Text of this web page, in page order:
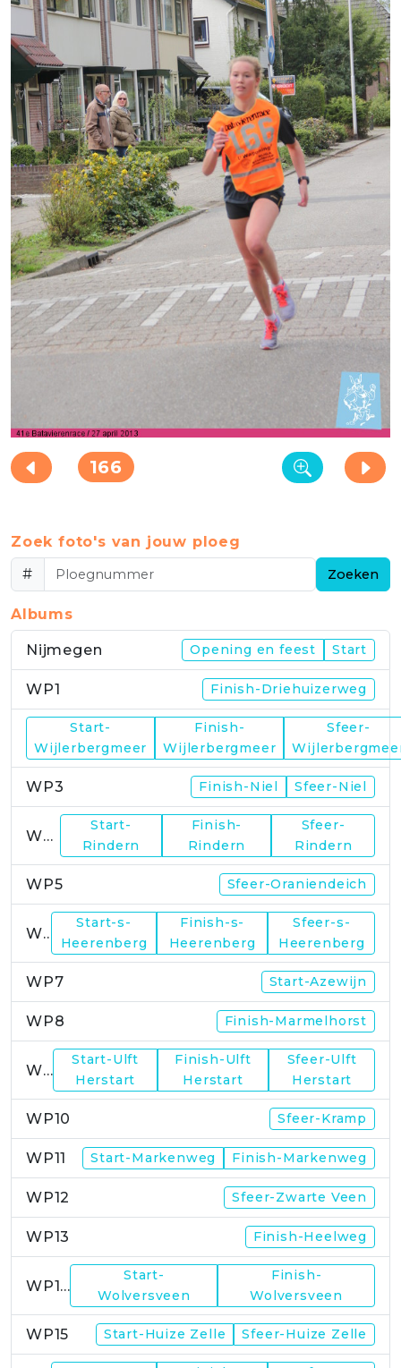
166
Zoek foto's van jouw ploeg
#
Zoeken
Albums
Nijmegen Opening en feest Start
WP1 Finish-Driehuizerweg
Start-
Wijlerbergmeer
Finish-
Wijlerbergmeer
Sfeer-
WP3 Finish-Niel Sfeer-Niel
WP4
Start-
Rindern
Finish-
Rindern
Sfeer-
Rindern
WP5 Sfeer-Oraniendeich
WP6
Start-s-
Heerenberg
Finish-s-
Heerenberg
Sfeer-s-
Heerenberg
WP7 Start-Azewijn
WP8 Finish-Marmelhorst
WP9
Start-Ulft
Herstart
Finish-Ulft
Herstart
Sfeer-Ulft
Herstart
WP10 Sfeer-Kramp
WP11 Start-Markenweg Finish-Markenweg
WP12 Sfeer-Zwarte Veen
WP13 Finish-Heelweg
WP14
Start-
Wolversveen
Finish-
Wolversveen
WP15 Start-Huize Zelle Sfeer-Huize Zelle